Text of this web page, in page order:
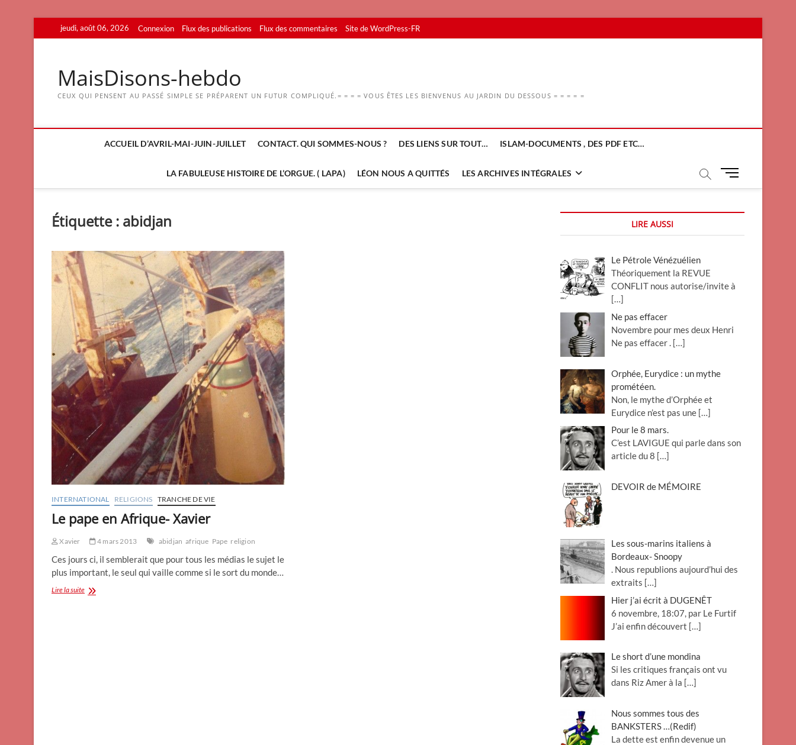
to
jeudi, août 06, 2026 Connexion Flux des publications Flux des commentaires Site de WordPress-FR
MaisDisons-hebdo
CEUX QUI PENSENT AU PASSÉ SIMPLE SE PRÉPARENT UN FUTUR COMPLIQUÉ.= = = = VOUS ÊTES LES BIENVENUS AU JARDIN DU DESSOUS = = = = =
ACCUEIL D’AVRIL-MAI-JUIN-JUILLET CONTACT. QUI SOMMES-NOUS ? DES LIENS SUR TOUT… ISLAM-DOCUMENTS , DES PDF ETC…
LA FABULEUSE HISTOIRE DE L’ORGUE. ( LAPA) LÉON NOUS A QUITTÉS LES ARCHIVES INTÉGRALES
M
u
u
n
Étiquette : abidjan
INTERNATIONAL RELIGIONS TRANCHE DE VIE
Le pape en Afrique- Xavier
Xavier 4 mars 2013 abidjan afrique Pape religion
Ces jours ci, il semblerait que pour tous les médias le sujet le
plus important, le seul qui vaille comme si le sort du monde…
Lire la suiteLe
LIRE AUSSI
Le Pétrole Vénézuélien
Théoriquement la REVUE
CONFLIT nous autorise/invite à
[…]
Ne pas effacer
Novembre pour mes deux Henri
Ne pas effacer . […]
Orphée, Eurydice : un mythe
prométéen.
Non, le mythe d’Orphée et
Eurydice n’est pas une […]
Pour le 8 mars.
C’est LAVIGUE qui parle dans son
article du 8 […]
DEVOIR de MÉMOIRE
Les sous-marins italiens à
Bordeaux- Snoopy
. Nous republions aujourd’hui des
extraits […]
Hier j’ai écrit à DUGENÊT
6 novembre, 18:07, par Le Furtif
J’ai enfin découvert […]
Le short d’une mondina
Si les critiques français ont vu
dans Riz Amer à la […]
Nous sommes tous des
BANKSTERS …(Redif)
La dette est enfin devenue un